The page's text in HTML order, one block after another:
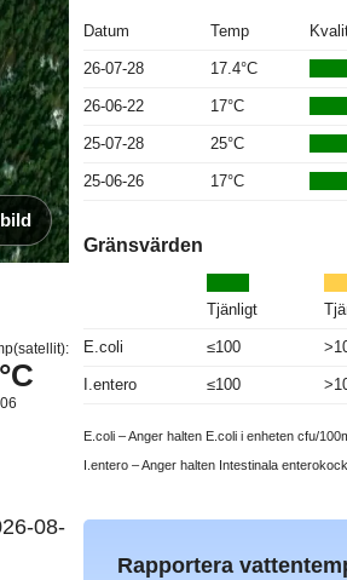
08-
Datum Temp
26-07-28 17.4°C
26-06-22 17°C
25-07-28 25°C
25-06-26 17°C
Gränsvärden
Tjänligt
E.coli ≤100
I.entero ≤100
E.coli – Anger halten E.coli i enheten cfu/
I.entero – Anger halten Intestinala
Rapportera